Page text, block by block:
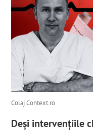
Colaj Context.ro
Deși intervențiile